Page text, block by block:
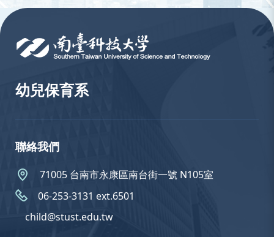
幼兒保育系
聯絡我們
71005 台南市永康區南台街一號 N105室
06-253-3131 ext.6501
child@stust.edu.tw